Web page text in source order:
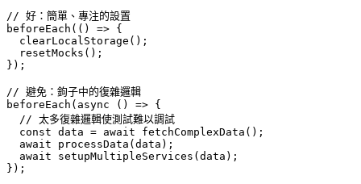
// 好：簡單、專注的設置
beforeEach (() => {
  clearLocalStorage
();
  resetMocks
();
});
// 避免：鉤子中的復雜邏輯
beforeEach ( async () => {
  // 太多復雜邏輯使測試難以調試
  const
data = await fetchComplexData ();
  await
processData (data);
  await
setupMultipleServices (data);
});